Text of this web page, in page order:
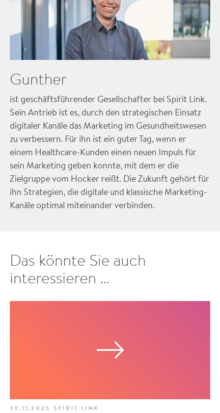
Gunther
ist geschäftsführender Gesellschafter bei Spirit Link.
Sein Antrieb ist es, durch den strategischen Einsatz
digitaler Kanäle das Marketing im Gesundheitswesen
zu verbessern. Für ihn ist ein guter Tag, wenn er
einem Healthcare-Kunden einen neuen Impuls für
sein Marketing geben konnte, mit dem er die
Zielgruppe vom Hocker reißt. Die Zukunft gehört für
ihn Strategien, die digitale und klassische Marketing-
Kanäle optimal miteinander verbinden.
Das könnte Sie auch
interessieren …
30.11.2025 SPIRIT LINK